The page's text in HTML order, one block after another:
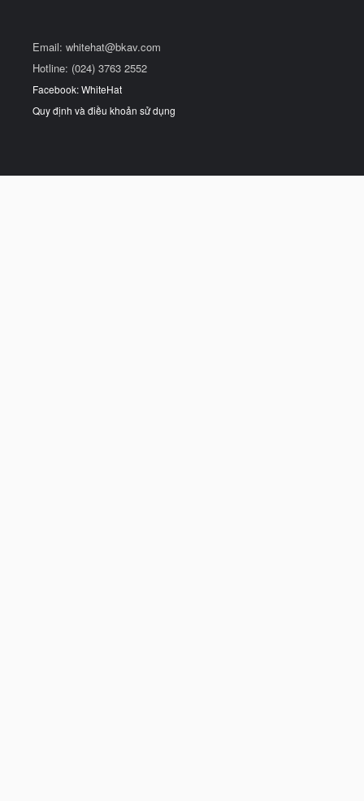
Email: whitehat@bkav.com
Hotline: (024) 3763 2552
Facebook: WhiteHat
Quy định và điều khoản sử dụng